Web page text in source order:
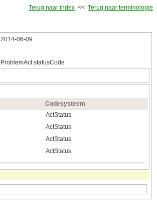
Terug naar index << Terug naar terminologie
2014‑06‑09
ProblemAct statusCode
Codesysteem
ActStatus
ActStatus
ActStatus
ActStatus